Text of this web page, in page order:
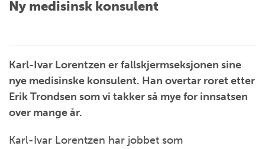
Ny medisinsk konsulent
Karl-Ivar Lorentzen er fallskjermseksjonen sine
nye medisinske konsulent. Han overtar roret etter
Erik Trondsen som vi takker så mye for innsatsen
over mange år.
Karl-Ivar Lorentzen har jobbet som